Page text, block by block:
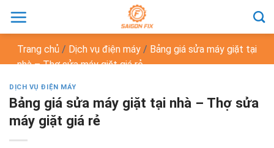
đến
dungTrang chủ / Dịch vụ điện máy / Bảng giá sửa máy giặt tại
nhà – Thợ sửa máy giặt giá rẻ
DỊCH VỤ ĐIỆN MÁY
Bảng giá sửa máy giặt tại nhà – Thợ sửa
máy giặt giá rẻ